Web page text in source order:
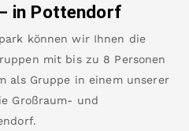
in Pottendorf
können wir Ihnen die
mit bis zu 8 Personen
als Gruppe in einem unserer
Großraum- und
.